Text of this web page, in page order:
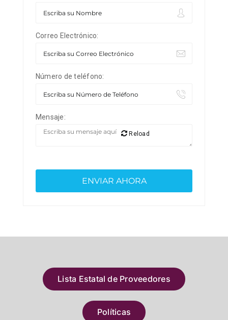
Correo Electrónico:
Número de teléfono:
Mensaje:
Reload
Lista Estatal de Proveedores
Políticas